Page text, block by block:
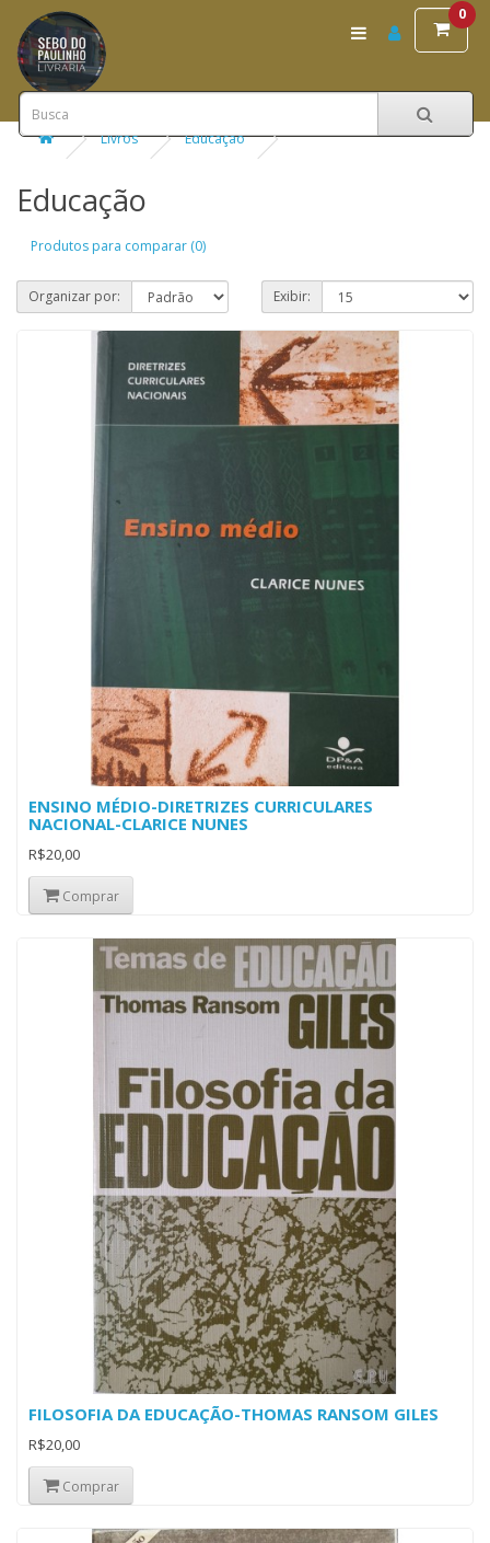
0
Livros Educação
Educação
Produtos para comparar (0)
Organizar por: Exibir:
ENSINO MÉDIO-DIRETRIZES CURRICULARES
NACIONAL-CLARICE NUNES
R$20,00
Comprar
FILOSOFIA DA EDUCAÇÃO-THOMAS RANSOM GILES
R$20,00
Comprar